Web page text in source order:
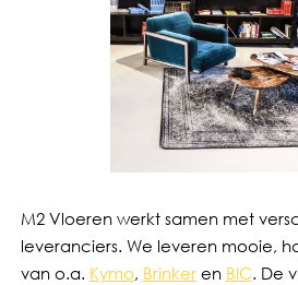
M2 Vloeren werkt samen met
leveranciers. We leveren mooie,
van o.a. Kymo, Brinkeren BIC. De